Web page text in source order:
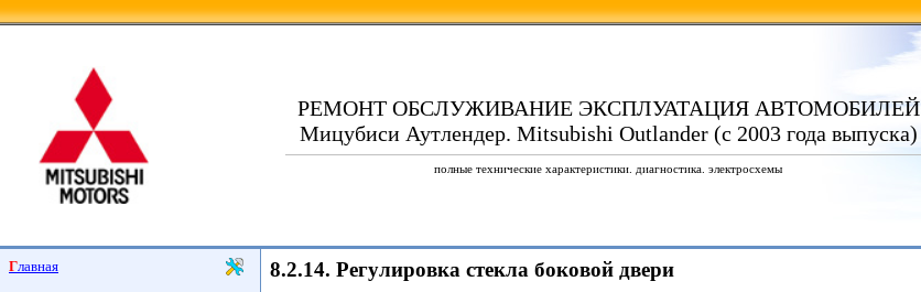
РЕМОНТ ОБСЛУЖИВАНИЕ ЭКСПЛУАТАЦИЯ АВТОМОБИЛЕЙ
Мицубиси Аутлендер. Mitsubishi Outlander (с 2003 года выпуска)
полные технические характеристики. диагностика. электросхемы
Главная 8.2.14. Регулировка стекла боковой двери